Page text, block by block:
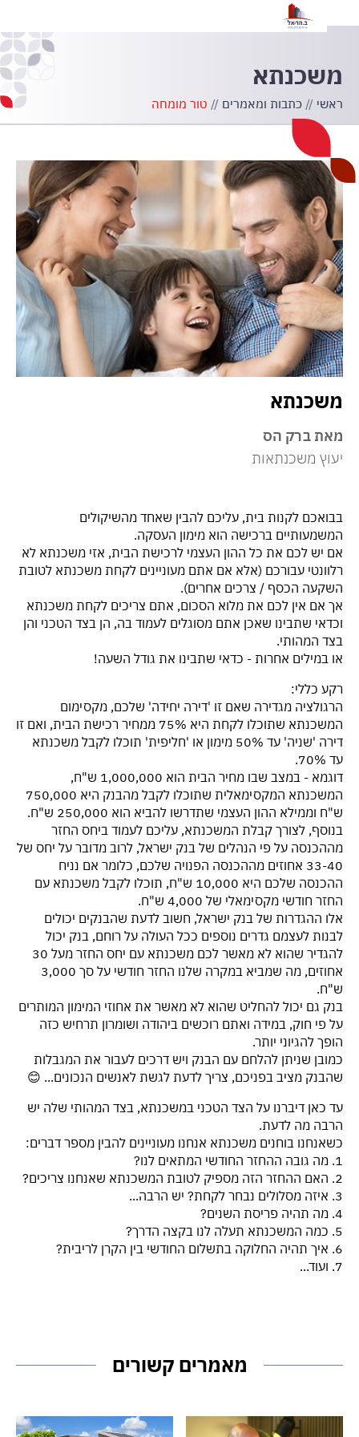
משכנתא
ראשי // כתבות ומאמרים // טור מומחה
משכנתא
מאת ברק הס
יעוץ משכנתאות
בבואכם לקנות בית, עליכם להבין שאחד מהשיקולים
המשמעותיים ברכישה הוא מימון העסקה.
אם יש לכם את כל ההון העצמי לרכישת הבית, אזי משכנתא לא
רלוונטי עבורכם (אלא אם אתם מעוניינים לקחת משכנתא לטובת
השקעה הכסף / צרכים אחרים).
אך אם אין לכם את מלוא הסכום, אתם צריכים לקחת משכנתא
וכדאי שתבינו שאכן אתם מסוגלים לעמוד בה, הן בצד הטכני והן
בצד המהותי.
או במילים אחרות - כדאי שתבינו את גודל השעה!
רקע כללי:
הרגולציה מגדירה שאם זו 'דירה יחידה' שלכם, מקסימום
המשכנתא שתוכלו לקחת היא 75% ממחיר רכישת הבית, ואם זו
דירה 'שניה' עד 50% מימון או 'חליפית' תוכלו לקבל משכנתא
עד 70%.
דוגמא - במצב שבו מחיר הבית הוא 1,000,000 ש"ח,
המשכנתא המקסימאלית שתוכלו לקבל מהבנק היא 750,000
ש"ח וממילא ההון העצמי שתדרשו להביא הוא 250,000 ש"ח.
בנוסף, לצורך קבלת המשכנתא, עליכם לעמוד ביחס החזר
מההכנסה על פי הנהלים של בנק ישראל, לרוב מדובר על יחס של
33-40 אחוזים מההכנסה הפנויה שלכם, כלומר אם נניח
ההכנסה שלכם היא 10,000 ש"ח, תוכלו לקבל משכנתא עם
החזר חודשי מקסימאלי של 4,000 ש"ח.
אלו ההגדרות של בנק ישראל, חשוב לדעת שהבנקים יכולים
לבנות לעצמם גדרים נוספים ככל העולה על רוחם, בנק יכול
להגדיר שהוא לא מאשר לכם משכנתא עם יחס החזר מעל 30
אחוזים, מה שמביא במקרה שלנו החזר חודשי על סך 3,000
ש"ח.
בנק גם יכול להחליט שהוא לא מאשר את אחוזי המימון המותרים
על פי חוק, במידה ואתם רוכשים ביהודה ושומרון תרחיש כזה
הופך להגיוני יותר.
כמובן שניתן להלחם עם הבנק ויש דרכים לעבור את המגבלות
שהבנק מציב בפניכם, צריך לדעת לגשת לאנשים הנכונים... 😊
עד כאן דיברנו על הצד הטכני במשכנתא, בצד המהותי שלה יש
הרבה מה לדעת.
כשאנחנו בוחנים משכנתא אנחנו מעוניינים להבין מספר דברים:
מאמרים קשורים